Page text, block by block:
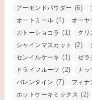
アーモンドパウダー (6)
オートミール (1) オーヤ
ガトーショコラ (1) クリ
シャインマスカット (2)
センイルケーキ (1) ゼラ
ドライフルーツ (2) ナッ
バレンタイン (7) フィナ
ホットケーキミックス (2)